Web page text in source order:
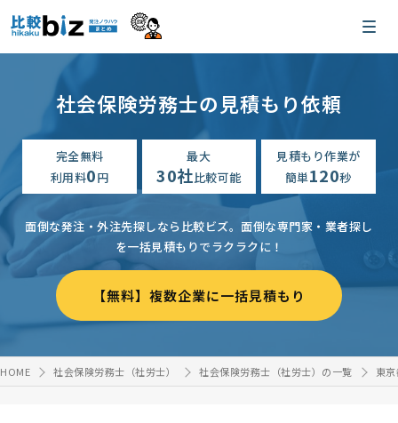
社会保険労務士の見積もり依頼
完全無料
利用料0円
最大
30社比較可能
見積もり作業が
簡単120秒
面倒な発注・外注先探しなら比較ビズ。 面倒な専門家・業者探し
を一括見積もりでラクラクに！
【無料】複数企業に一括見積もり
HOME 社会保険労務士（社労士） 社会保険労務士（社労士）の一覧 東